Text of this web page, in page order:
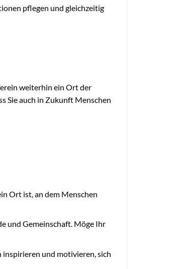
pflegen und gleichzeitig
weiterhin ein Ort der
Sie auch in Zukunft Menschen
Ort ist, an dem Menschen
und Gemeinschaft. Möge Ihr
inspirieren und motivieren, sich